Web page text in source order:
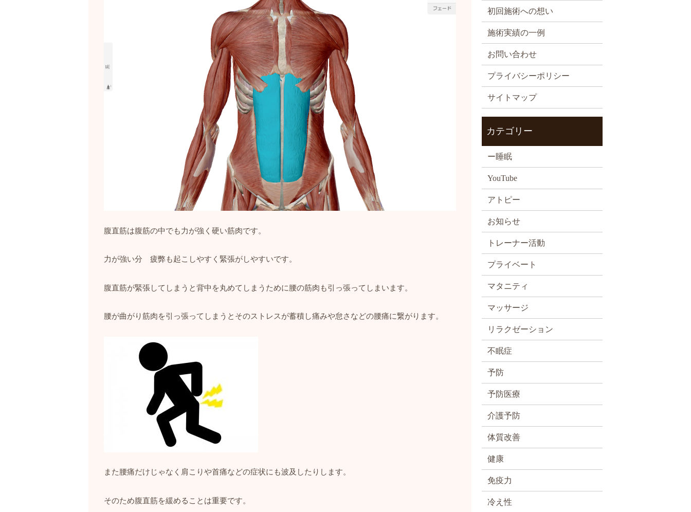
腹直筋は腹筋の中でも力が強く硬い筋肉です。
力が強い分 疲弊も起こしやすく緊張がしやすいです。
腹直筋が緊張してしまうと背中を丸めてしまうために腰の筋肉も引っ張ってしまいます。
腰が曲がり筋肉を引っ張ってしまうとそのストレスが蓄積し痛みや怠さなどの腰痛に繋がります。
また腰痛だけじゃなく肩こりや首痛などの症状にも波及したりします。
そのため腹直筋を緩めることは重要です。
初回施術への想い
施術実績の一例
お問い合わせ
プライバシーポリシー
サイトマップ
カテゴリー
ー睡眠
YouTube
アトピー
お知らせ
トレーナー活動
プライベート
マタニティ
マッサージ
リラクゼーション
不眠症
予防
予防医療
介護予防
体質改善
健康
免疫力
冷え性